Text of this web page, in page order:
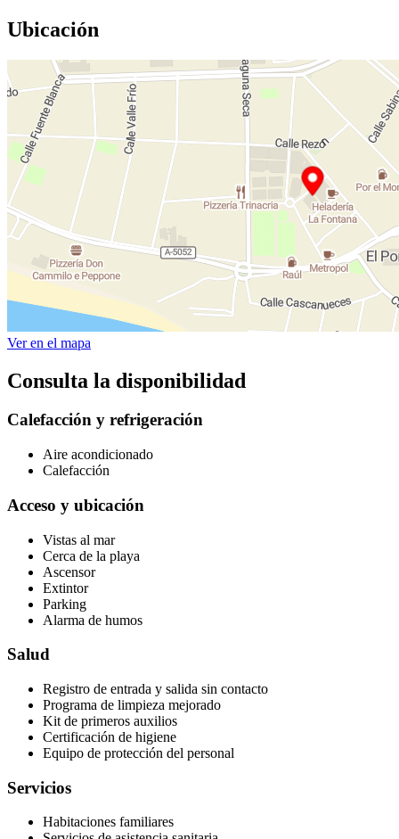
Ubicación
Ver en el mapa
Consulta la disponibilidad
Calefacción y refrigeración
Aire acondicionado
Calefacción
Acceso y ubicación
Vistas al mar
Cerca de la playa
Ascensor
Extintor
Parking
Alarma de humos
Salud
Registro de entrada y salida sin contacto
Programa de limpieza mejorado
Kit de primeros auxilios
Certificación de higiene
Equipo de protección del personal
Servicios
Habitaciones familiares